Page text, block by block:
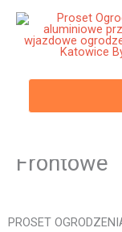
Przejdź
Panelowe
Frontowe
PROSET